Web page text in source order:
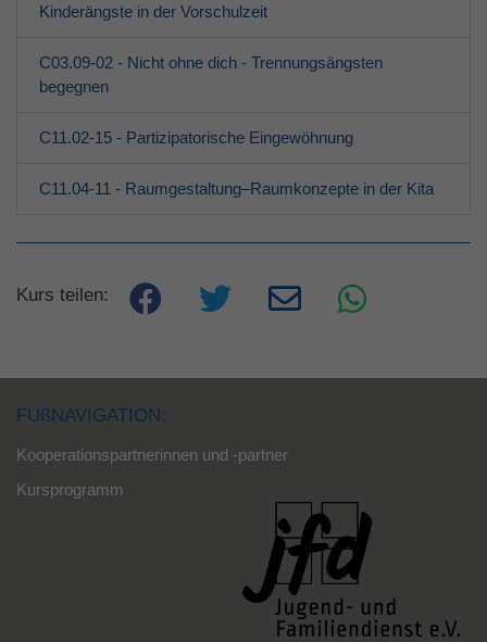
Kinderängste in der Vorschulzeit
C03.09-02 - Nicht ohne dich - Trennungsängsten
begegnen
C11.02-15 - Partizipatorische Eingewöhnung
C11.04-11 - Raumgestaltung–Raumkonzepte in der Kita
Kurs teilen:
FUßNAVIGATION:
Kooperationspartnerinnen und -partner
Kursprogramm